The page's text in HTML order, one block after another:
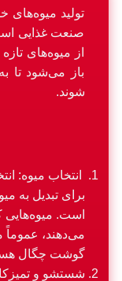
تولید
صنعت غذایی
از میوه‌های
باز می‌شود تا
شوند.
انتخاب میوه:
برای تبدیل به
است. میوه‌هایی
می‌دهند، عموماً
گوشت چگال
شستشو و